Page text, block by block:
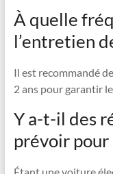
À quelle
l’entretien
Il est recommandé
2 ans pour garantir
Y a-t-il des
prévoir pour